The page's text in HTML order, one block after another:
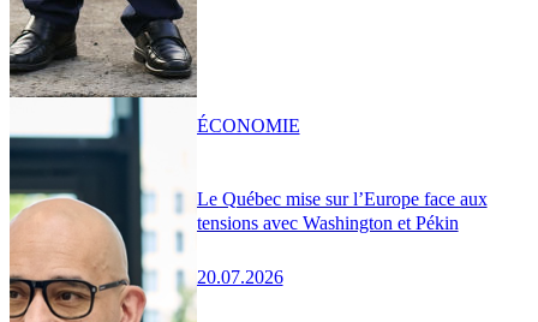
Le Québec mise sur l’Europe face aux
tensions avec Washington et Pékin
20.07.2026
ÉCONOMIE